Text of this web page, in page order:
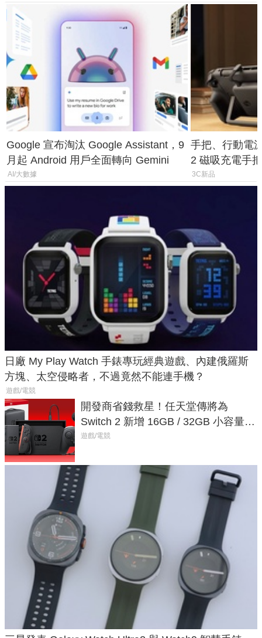
Google 宣布淘汰 Google Assistant，9
月起 Android 用戶全面轉向 Gemini
AI/大數據
手把、行動電
2 磁吸充電手
倍
3C新品
日廠 My Play Watch 手錶專玩經典遊戲、內建俄羅斯
方塊、太空侵略者，不過竟然不能連手機？
遊戲/電競
開發商省錢救星！任天堂傳將為
Switch 2 新增 16GB / 32GB 小容量遊
戲卡的選擇
遊戲/電競